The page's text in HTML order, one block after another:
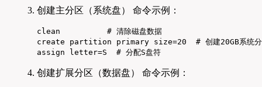
创建主分区（系统盘） 命令示例：
clean          # 清除磁盘数据
create partition primary size=20  # 创建20GB系统分
assign letter=S  # 分配S盘符
创建扩展分区（数据盘） 命令示例：